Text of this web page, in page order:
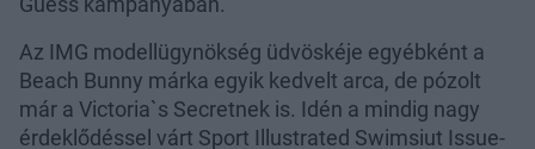
Az IMG modellügynökség üdvöskéje egyébként a
Beach Bunny márka egyik kedvelt arca, de pózolt
már a Victoria`s Secretnek is. Idén a mindig nagy
érdeklődéssel várt Sport Illustrated Swimsiut Issue-